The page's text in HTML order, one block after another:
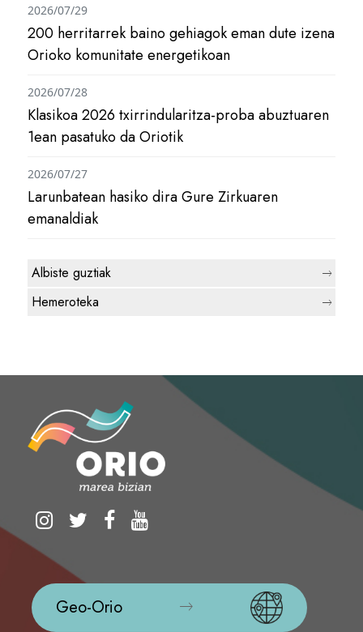
200 herritarrek baino gehiagok eman dute izena
Orioko komunitate energetikoan
2026/07/29
Klasikoa 2026 txirrindularitza-proba abuztuaren
1ean pasatuko da Oriotik
2026/07/28
Larunbatean hasiko dira Gure Zirkuaren
emanaldiak
2026/07/27
Albiste guztiak
Hemeroteka
Geo-Orio